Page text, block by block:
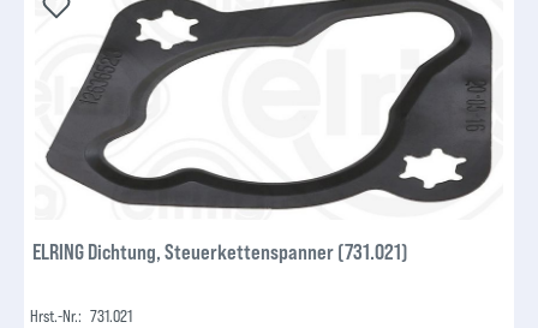
ELRING Dichtung, Steuerkettenspanner (731.021)
Hrst.-Nr.: 731.021